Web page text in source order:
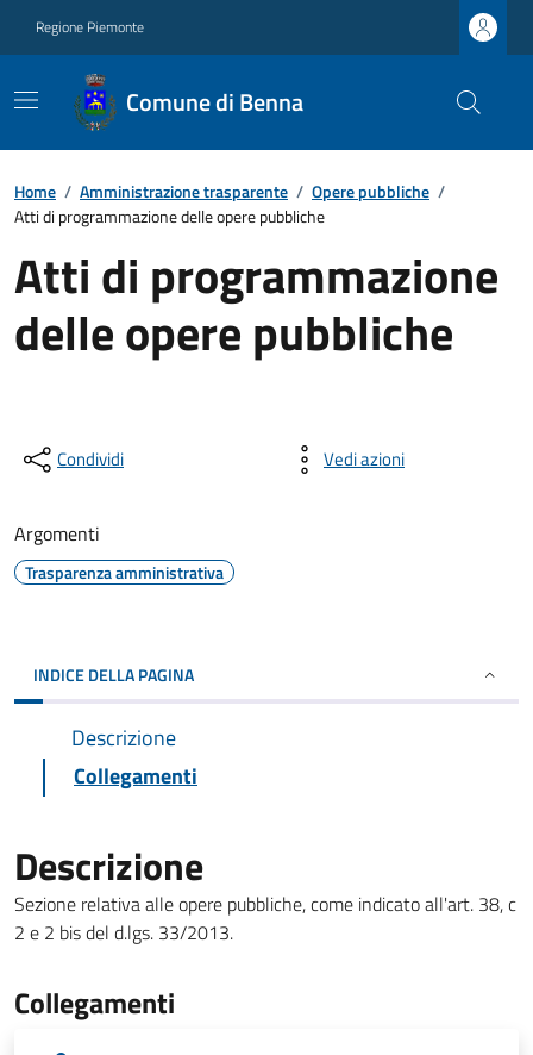
Regione Piemonte
Comune di Benna
Home / Amministrazione trasparente / Opere pubbliche /
Atti di programmazione delle opere pubbliche
Atti di programmazione
delle opere pubbliche
Condividi Vedi azioni
Argomenti
Trasparenza amministrativa
INDICE DELLA PAGINA
Descrizione
Collegamenti
Descrizione
Sezione relativa alle opere pubbliche, come indicato all'art. 38, c
2 e 2 bis del d.lgs. 33/2013.
Collegamenti